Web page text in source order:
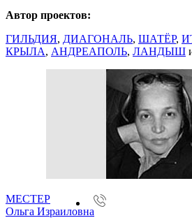
Автор проектов:
ГИЛЬДИЯ, ДИАГОНАЛЬ, ШАТЁР,
КРЫЛА, АНДРЕАПОЛЬ, ЛАНДЫШ
МЕСТЕР
Ольга Израиловна